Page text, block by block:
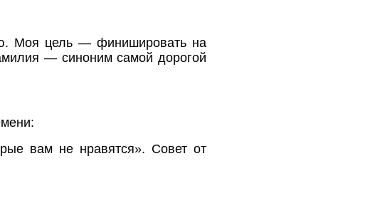
Моя цель — финишировать на
— синоним самой дорогой
вам не нравятся». Совет от